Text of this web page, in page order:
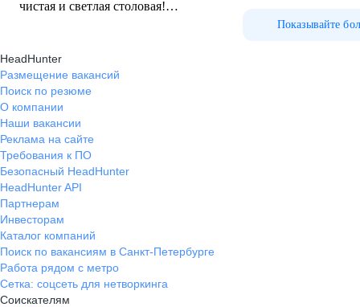
чистая и светлая столовая!
буквально укажет Вам на Ваш
Ресурс! Если есть желание расти и
развиваться в свой специальности,
то этот завод идеальное место для
старта в профессии! Опытные
специалисты всегда готовы
поделиться опытом и знаниями,
что очень ценно. Благодарю отдел
персонала Елену за такое тёплое
отношение на собеседовании и во
время оформления. Мне было
очень приятно чувствовать Вашу
поддержку на каждом этапе!
Показывайте
HeadHunter
Размещение вакансий
Поиск по резюме
О компании
Наши вакансии
Реклама на сайте
Требования к ПО
Безопасный HeadHunter
HeadHunter API
Партнерам
Инвесторам
Каталог компаний
Поиск по вакансиям в Санкт-Петербурге
Работа рядом с метро
Сетка: соцсеть для нетворкинга
Соискателям